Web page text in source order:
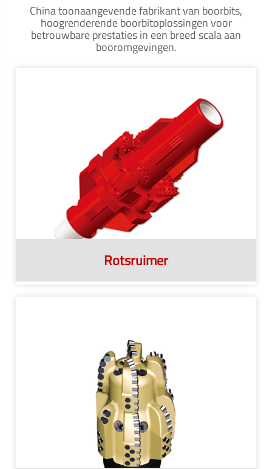
China toonaangevende fabrikant van boorbits,
hoogrenderende boorbitoplossingen voor
betrouwbare prestaties in een breed scala aan
booromgevingen.
Rotsruimer